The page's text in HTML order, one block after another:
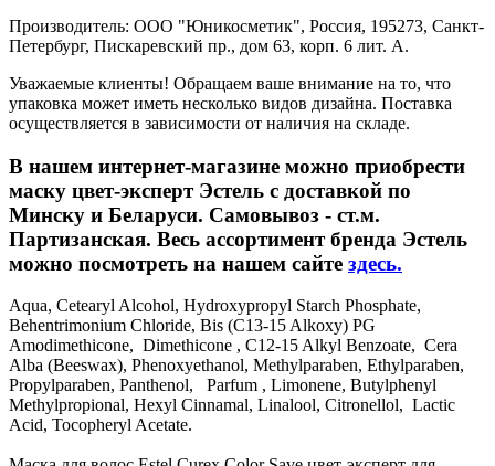
Производитель: ООО "Юникосметик", Россия, 195273, Санкт-
Петербург, Пискаревский пр., дом 63, корп. 6 лит. А.
Уважаемые клиенты! Обращаем ваше внимание на то, что
упаковка может иметь несколько видов дизайна. Поставка
осуществляется в зависимости от наличия на складе.
В нашем интернет-магазине можно приобрести
маску цвет-эксперт Эстель с доставкой по
Минску и Беларуси. Самовывоз - ст.м.
Партизанская. Весь ассортимент бренда Эстель
можно посмотреть на нашем сайте здесь.
Aqua, Cetearyl Alcohol, Hydroxypropyl Starch Phosphate,
Behentrimonium Chloride, Bis (C13-15 Alkoxy) PG
Amodimethicone, Dimethicone , C12-15 Alkyl Benzoate, Cera
Alba (Beeswax), Phenoxyethanol, Methylparaben, Ethylparaben,
Propylparaben, Panthenol, Parfum , Limonene, Butylphenyl
Methylpropional, Hexyl Cinnamal, Linalool, Citronellol, Lactic
Acid, Tocopheryl Acetate.